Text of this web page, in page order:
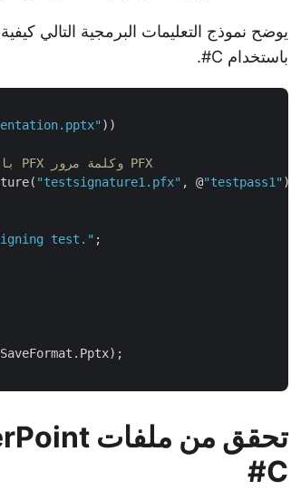
باستخدام C#.
))
// قم بإنشاء كائن DigitalSignature باستخدام ملف PFX وكلمة مرور PFX
"testsignature1.pfx" , @"testpass1" );
test." ;
C#